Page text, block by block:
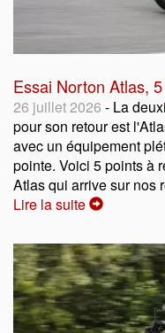
Essai Norton Atlas,
26 juillet 2026 - La
pour son retour est
avec un équipement
pointe. Voici 5 points à
Atlas qui arrive sur nos
Lire la suite